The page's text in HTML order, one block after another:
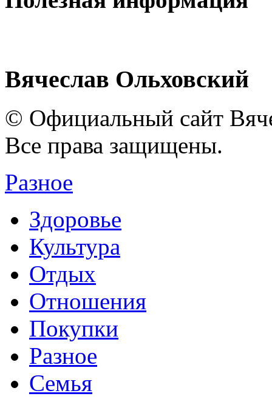
Вячеслав Ольховский
© Официальный сайт
Все права защищены.
Разное
Здоровье
Культура
Отдых
Отношения
Покупки
Разное
Семья